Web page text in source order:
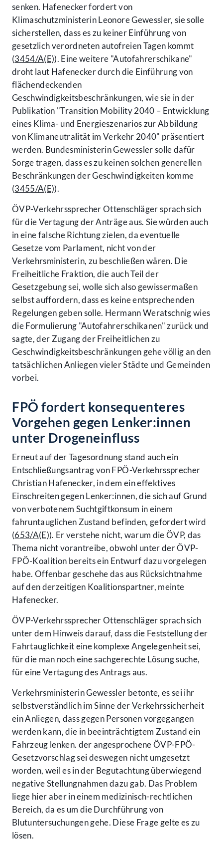
senken. Hafenecker fordert von
Klimaschutzministerin Leonore Gewessler, sie solle
sicherstellen, dass es zu keiner Einführung von
gesetzlich verordneten autofreien Tagen kommt
(3454/A(E)). Eine weitere "Autofahrerschikane"
droht laut Hafenecker durch die Einführung von
flächendeckenden
Geschwindigkeitsbeschränkungen, wie sie in der
Publikation "Transition Mobility 2040 – Entwicklung
eines Klima- und Energieszenarios zur Abbildung
von Klimaneutralität im Verkehr 2040" präsentiert
werden. Bundesministerin Gewessler solle dafür
Sorge tragen, dass es zu keinen solchen generellen
Beschränkungen der Geschwindigkeiten komme
(3455/A(E)).
ÖVP-Verkehrssprecher Ottenschläger sprach sich
für die Vertagung der Anträge aus. Sie würden auch
in eine falsche Richtung zielen, da eventuelle
Gesetze vom Parlament, nicht von der
Verkehrsministerin, zu beschließen wären. Die
Freiheitliche Fraktion, die auch Teil der
Gesetzgebung sei, wolle sich also gewissermaßen
selbst auffordern, dass es keine entsprechenden
Regelungen geben solle. Hermann Weratschnig wies
die Formulierung "Autofahrerschikanen" zurück und
sagte, der Zugang der Freiheitlichen zu
Geschwindigkeitsbeschränkungen gehe völlig an den
tatsächlichen Anliegen vieler Städte und Gemeinden
vorbei.
FPÖ fordert konsequenteres
Vorgehen gegen Lenker:innen
unter Drogeneinfluss
Erneut auf der Tagesordnung stand auch ein
Entschließungsantrag von FPÖ-Verkehrssprecher
Christian Hafenecker, in dem ein effektives
Einschreiten gegen Lenker:innen, die sich auf Grund
von verbotenem Suchtgiftkonsum in einem
fahruntauglichen Zustand befinden, gefordert wird
(653/A(E)). Er verstehe nicht, warum die ÖVP, das
Thema nicht vorantreibe, obwohl unter der ÖVP-
FPÖ-Koalition bereits ein Entwurf dazu vorgelegen
habe. Offenbar geschehe das aus Rücksichtnahme
auf den derzeitigen Koalitionspartner, meinte
Hafenecker.
ÖVP-Verkehrssprecher Ottenschläger sprach sich
unter dem Hinweis darauf, dass die Feststellung der
Fahrtauglichkeit eine komplexe Angelegenheit sei,
für die man noch eine sachgerechte Lösung suche,
für eine Vertagung des Antrags aus.
Verkehrsministerin Gewessler betonte, es sei ihr
selbstverständlich im Sinne der Verkehrssicherheit
ein Anliegen, dass gegen Personen vorgegangen
werden kann, die in beeinträchtigtem Zustand ein
Fahrzeug lenken. der angesprochene ÖVP-FPÖ-
Gesetzvorschlag sei deswegen nicht umgesetzt
worden, weil es in der Begutachtung überwiegend
negative Stellungnahmen dazu gab. Das Problem
liege hier aber in einem medizinisch-rechtlichen
Bereich, da es um die Durchführung von
Blutuntersuchungen gehe. Diese Frage gelte es zu
lösen.